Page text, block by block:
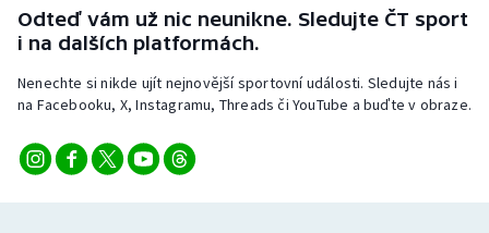
Veslování
Vodní slalom
Odteď vám už nic neunikne. Sledujte ČT sport
i na dalších platformách.
Nenechte si nikde ujít nejnovější sportovní události. Sledujte nás i
na Facebooku, X, Instagramu, Threads či YouTube a buďte v obraze.